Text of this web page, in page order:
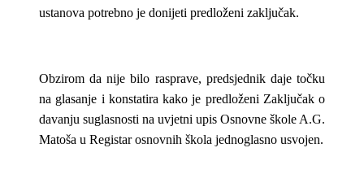
ustanova potrebno je donijeti predloženi zaključak.
Obzirom da nije bilo rasprave, predsjednik daje točku
na glasanje i konstatira kako je predloženi Zaključak o
davanju suglasnosti na uvjetni upis Osnovne škole A.G.
Matoša u Registar osnovnih škola jednoglasno usvojen.